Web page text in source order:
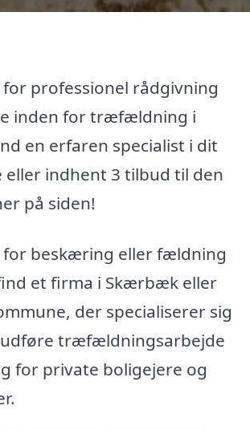
professionel rådgivning
inden for træfældning i
en erfaren specialist i dit
eller indhent 3 tilbud til den
på siden!
for beskæring eller fældning
et firma i Skærbæk eller
der specialiserer sig
træfældningsarbejde
for private boligejere og